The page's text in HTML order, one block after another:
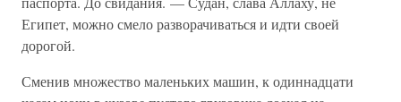
Египет, можно смело разворачиваться и идти своей
дорогой.
Сменив множество маленьких машин, к одиннадцати